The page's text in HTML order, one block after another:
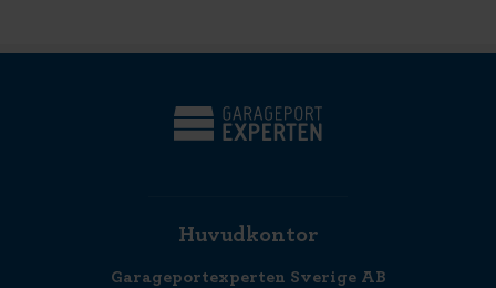
Huvudkontor
Garageportexperten Sverige AB